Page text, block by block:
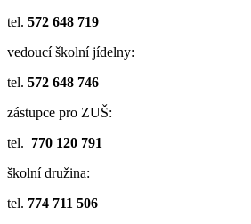
tel. 572 648 719
vedoucí školní jídelny:
tel. 572 648 746
zástupce pro ZUŠ:
tel. 770 120 791
školní družina:
tel. 774 711 506